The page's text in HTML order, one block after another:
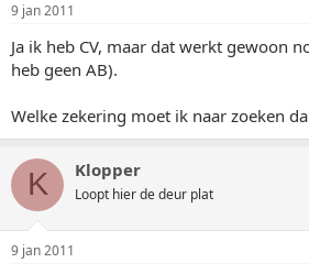
9 jan 2011
Ja ik heb CV, maar dat werkt gewoon
heb geen AB).
Welke zekering moet ik naar zoeken
K Klopper
Loopt hier de deur plat
9 jan 2011